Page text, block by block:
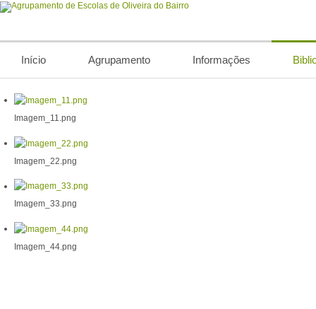
Início Agrupamento Informações
Imagem_11.png
Imagem_22.png
Imagem_33.png
Imagem_44.png